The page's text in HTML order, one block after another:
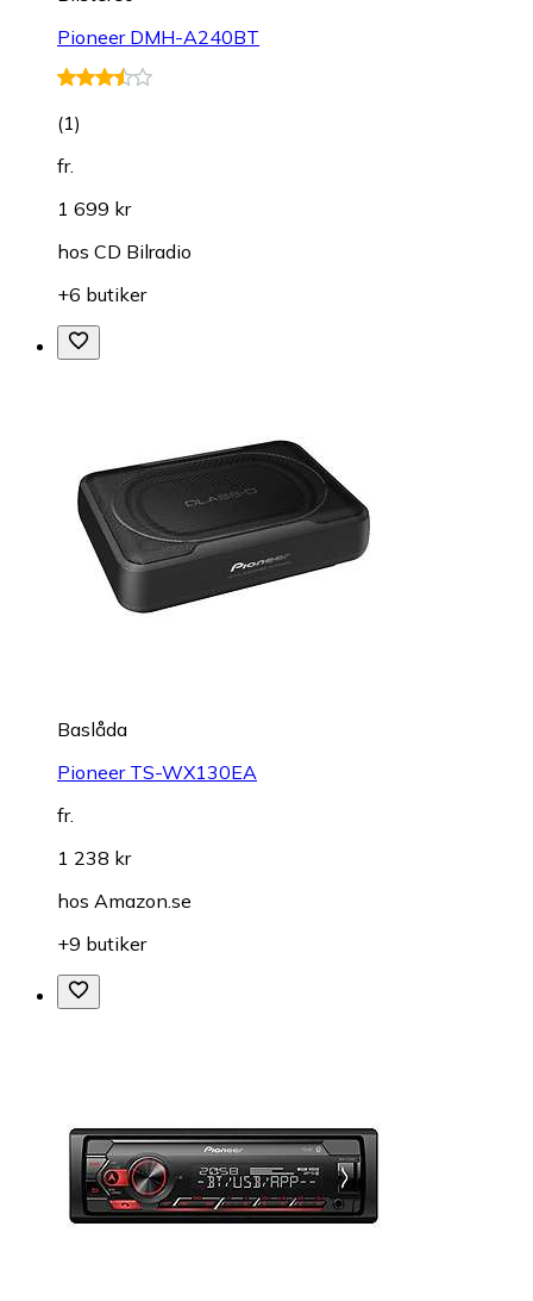
Pioneer DMH-A240BT
(1)
fr.
1 699 kr
hos CD Bilradio
+6 butiker
Baslåda
Pioneer TS-WX130EA
fr.
1 238 kr
hos Amazon.se
+9 butiker